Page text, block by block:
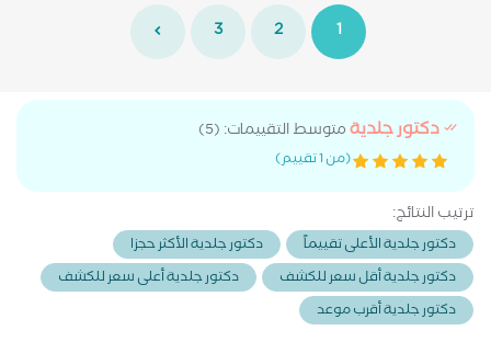
فطريات الاظافر عمل الغمازات
1
2
3
دكتور جلديةمتوسط التقييمات: (5)
(من 1 تقييم)
ترتيب النتائج:
دكتور جلدية الأعلى تقييماً
دكتور جلدية الأكثر حجزا
دكتور جلدية أقل سعر للكشف
دكتور جلدية أعلى سعر للكشف
دكتور جلدية أقرب موعد